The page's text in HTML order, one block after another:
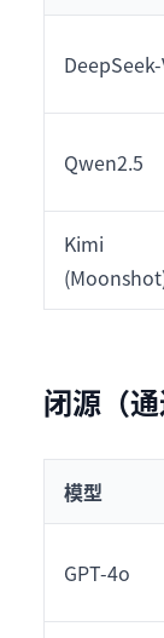
Qwen2.5
Kimi
闭源（
模型
GPT-4o